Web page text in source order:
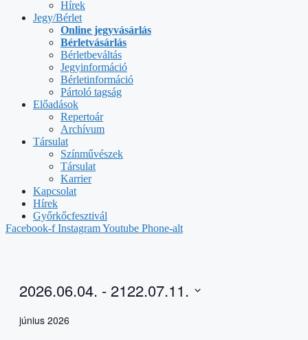
Hírek
Jegy/Bérlet
Online jegyvásárlás
Bérletvásárlás
Bérletbeváltás
Jegyinformáció
Bérletinformáció
Pártoló tagság
Előadások
Repertoár
Archívum
Társulat
Színművészek
Társulat
Karrier
Kapcsolat
Hírek
Győrkőcfesztivál
Facebook-f InstagramYoutube Phone-alt
2026.06.04. - 2122.07.11.
date.
június 2026